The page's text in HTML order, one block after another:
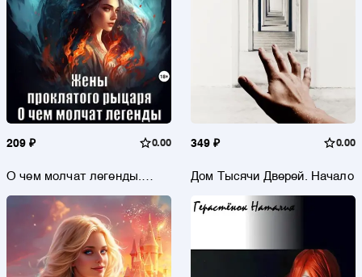
209 ₽ 0.00
О чем молчат легенды.
349 ₽ 0.00
Дом Тысячи Дверей. Начало